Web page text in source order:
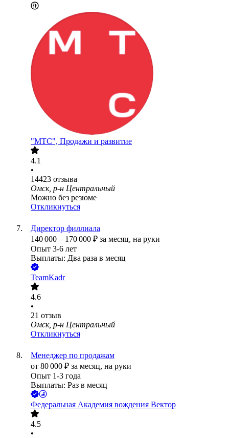
"МТС", Продажи и развитие
4.1
•
14423 отзыва
Омск, р-н Центральный
Можно без резюме
Откликнуться
Директор филлиала
140 000 – 170 000 ₽ за месяц, на руки
Опыт 3-6 лет
Выплаты: Два раза в месяц
TeamKadr
4.6
•
21 отзыв
Омск, р-н Центральный
Откликнуться
Менеджер по продажам
от 80 000 ₽ за месяц, на руки
Опыт 1-3 года
Выплаты: Раз в месяц
Федеральная Академия вождения Вектор
4.5
•